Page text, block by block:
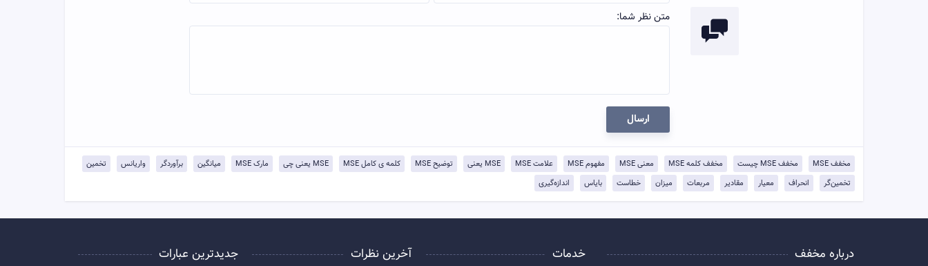
متن نظر شما:
ارسال
مخفف MSE مخفف MSE چیست مخفف کلمه MSE معنی MSE مفهوم MSE علامت MSE MSE یعنی توضيح MSE کلمه ی کامل MSE MSE یعنی چی مارک MSE میانگین برآوردگر واریانس
تخمین
تخمین‌گر
انحراف معیار مقادیر مربعات میزان خطاست بایاس اندازه‌گیری
درباره مخفف خدمات آخرین نظرات جدیدترین عبارات